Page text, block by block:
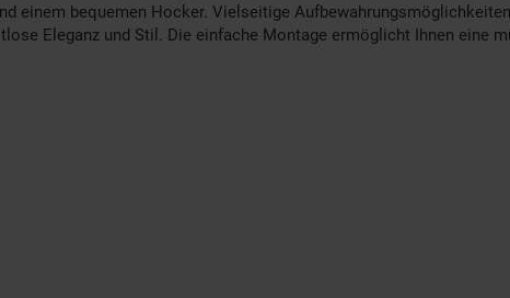
einem bequemen Hocker. Vielseitige
Eleganz und Stil. Die einfache Montage ermöglicht Ihnen eine